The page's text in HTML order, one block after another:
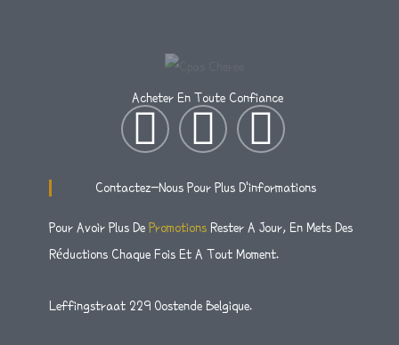
Acheter En Toute Confiance
I
N
S
T
A
T
W
I
T
T
F
A
C
E
Contactez-Nous Pour Plus D'informations
Pour Avoir Plus De Promotions Rester A Jour, En Mets Des
Réductions Chaque Fois Et A Tout Moment.
Leffingstraat 229 Oostende Belgique.